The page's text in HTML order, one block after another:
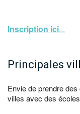
Inscription ici...
Principales
Envie de prendre
villes avec des